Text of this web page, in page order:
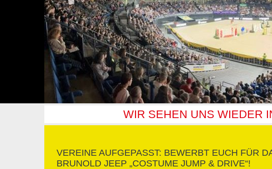
WIR SEHEN UNS WIEDER
VEREINE AUFGEPASST: BEWERBT EUCH FÜR
RUNOLD JEEP „COSTUME JUMP & DRIVE“!